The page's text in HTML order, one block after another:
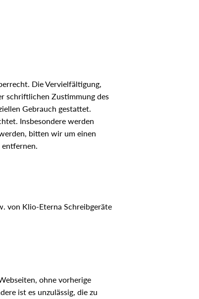
Die Vervielfältigung,
schriftlichen Zustimmung des
Gebrauch gestattet.
Insbesondere werden
bitten wir um einen
von Klio-Eterna Schreibgeräte
ohne vorherige
ist es unzulässig, die zu